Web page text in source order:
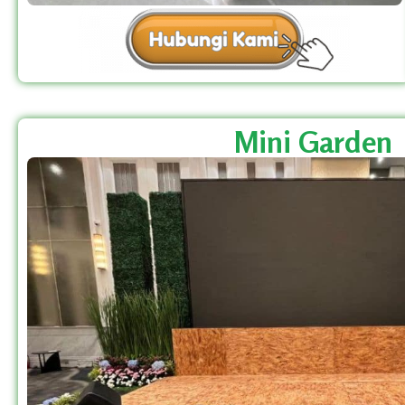
Mini Garden